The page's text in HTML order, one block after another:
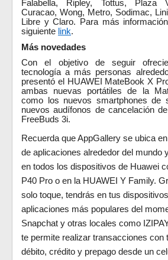
Falabella, Ripley, Tottus, Plaza
Curacao, Wong, Metro, Sodimac,
Libre y Claro. Para más
siguiente link.
Más novedades
Con el objetivo de seguir
tecnología a más personas
presentó el HUAWEI MateBook X
ambas nuevas portátiles de la
como los nuevos smartphones
nuevos audífonos de cancelación
FreeBuds 3i.
Recuerda que AppGallery se ubica
de aplicaciones alrededor del mundo
en todos los dispositivos de Huawei
P40 Pro o en la HUAWEI Y Family.
solo toque, tendrás en tus
aplicaciones más populares del
Snapchat y otras locales como
te permite realizar transacciones con
débito, crédito y prepago desde un